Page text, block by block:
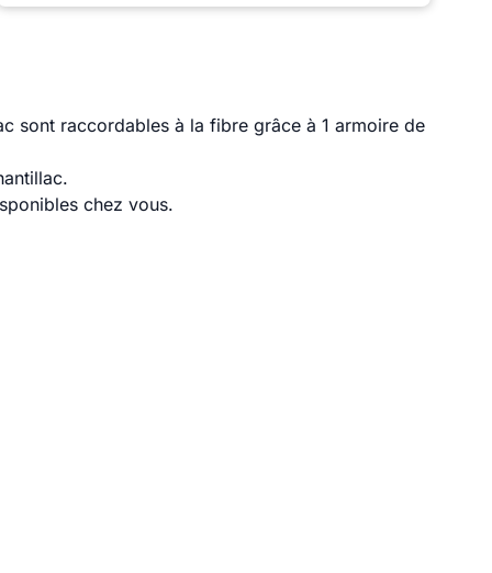
sont raccordables à la fibre grâce à 1 armoire de
chez vous.